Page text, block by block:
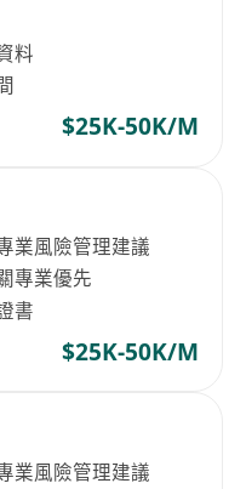
料
$25K-50K/M
業風險管理建議
專業優先
書
$25K-50K/M
業風險管理建議